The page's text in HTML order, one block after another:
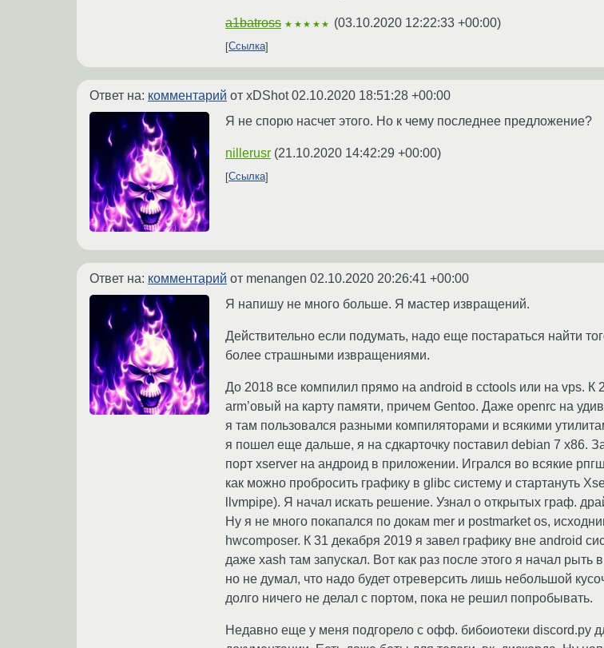
a1batross ★★★★★ (03.10.2020 12:22:33 +00:00)
Ссылка
Ответ на: комментарий от xDShot02.10.2020 18:51:28 +00:00
Я не спорю насчет этого. Но к чему последнее предложение?
nillerusr (21.10.2020 14:42:29 +00:00)
Ссылка
Ответ на: комментарий от menangen 02.10.2020 20:26:41 +00:00
Я напишу не много больше. Я мастер извращений.
Действительно если подумать, надо еще постараться найти
более страшными извращениями.
До 2018 все компилил прямо на android в cctools или на vps. К
arm’овый на карту памяти, причем Gentoo. Даже openrc на
я там пользовался разными компиляторами и всякими
я пошел еще дальше, я на сдкарточку поставил debian 7 x86.
порт xserver на андроид в приложении. Игрался во всякие
как можно пробросить графику в glibc систему и стартануть
llvmpipe). Я начал искать решение. Узнал о открытых граф.
Ну я не много покапался по докам mer и postmarket os,
hwcomposer. К 31 декабря 2019 я завел графику вне android
даже xash там запускал. Вот как раз после этого я начал
но не думал, что надо будет отреверсить лишь небольшой
долго ничего не делал с портом, пока не решил попробывать.
Недавно еще у меня подгорело с офф. бибоиотеки discord.py